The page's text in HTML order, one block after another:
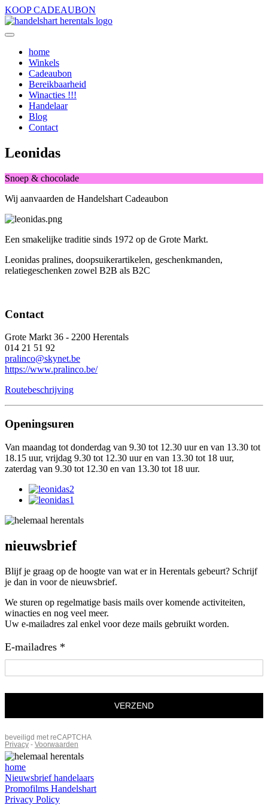
KOOP CADEAUBON
home
Winkels
Cadeaubon
Bereikbaarheid
Winacties !!!
Handelaar
Blog
Contact
Leonidas
Snoep & chocolade
Wij aanvaarden de Handelshart Cadeaubon
Een smakelijke traditie sinds 1972 op de Grote Markt.
Leonidas pralines, doopsuikerartikelen, geschenkmanden,
relatiegeschenken zowel B2B als B2C
Contact
Grote Markt 36 - 2200 Herentals
014 21 51 92
pralinco@skynet.be
https://www.pralinco.be/
Routebeschrijving
Openingsuren
Van maandag tot donderdag van 9.30 tot 12.30 uur en van 13.30 tot
18.15 uur, vrijdag 9.30 tot 12.30 uur en van 13.30 tot 18 uur,
zaterdag van 9.30 tot 12.30 en van 13.30 tot 18 uur.
nieuwsbrief
Blijf je graag op de hoogte van wat er in Herentals gebeurt? Schrijf
je dan in voor de nieuwsbrief.
We sturen op regelmatige basis mails over komende activiteiten,
winacties en nog veel meer.
Uw e-mailadres zal enkel voor deze mails gebruikt worden.
home
Nieuwsbrief handelaars
Promofilms Handelshart
Privacy Policy